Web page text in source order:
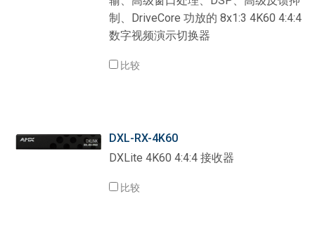
制、DriveCore 功放的 8x1:3 4K60 4:4:4
数字视频演示切换器
比较
DXL-RX-4K60
DXLite 4K60 4:4:4 接收器
比较